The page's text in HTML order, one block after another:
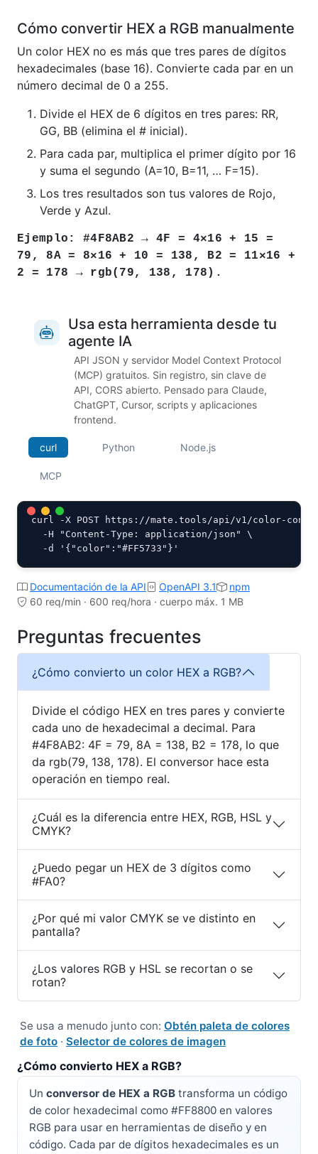
Cómo convertir HEX a RGB manualmente
Un color HEX no es más que tres pares de dígitos
hexadecimales (base 16). Convierte cada par en un
número decimal de 0 a 255.
Divide el HEX de 6 dígitos en tres pares: RR,
GG, BB (elimina el # inicial).
Para cada par, multiplica el primer dígito por 16
y suma el segundo (A=10, B=11, … F=15).
Los tres resultados son tus valores de Rojo,
Verde y Azul.
Ejemplo: #4F8AB2 → 4F = 4×16 + 15 =
79, 8A = 8×16 + 10 = 138, B2 = 11×16 +
2 = 178 → rgb(79, 138, 178).
Usa esta herramienta desde tu
agente IA
API JSON y servidor Model Context Protocol
(MCP) gratuitos. Sin registro, sin clave de
API, CORS abierto. Pensado para Claude,
ChatGPT, Cursor, scripts y aplicaciones
frontend.
curl Python Node.js
MCP
curl -X POST https://mate.tools/api/v1/color-
  -H "Content-Type: application/json" \
  -d '{"color":"#FF5733"}'
Documentación de la API OpenAPI 3.1
npm
60 req/min · 600 req/hora · cuerpo máx. 1 MB
Preguntas frecuentes
¿Cómo convierto un color HEX a RGB?
Divide el código HEX en tres pares y convierte
cada uno de hexadecimal a decimal. Para
#4F8AB2: 4F = 79, 8A = 138, B2 = 178, lo que
da rgb(79, 138, 178). El conversor hace esta
operación en tiempo real.
¿Cuál es la diferencia entre HEX, RGB, HSL y
CMYK?
¿Puedo pegar un HEX de 3 dígitos como
#FA0?
¿Por qué mi valor CMYK se ve distinto en
pantalla?
¿Los valores RGB y HSL se recortan o se
rotan?
Se usa a menudo junto con: Obtén paleta de colores
de foto · Selector de colores de imagen
¿Cómo convierto HEX a RGB?
Un conversor de HEX a RGB transforma un código
de color hexadecimal como #FF8800 en valores
RGB para usar en herramientas de diseño y en
código. Cada par de dígitos hexadecimales es un